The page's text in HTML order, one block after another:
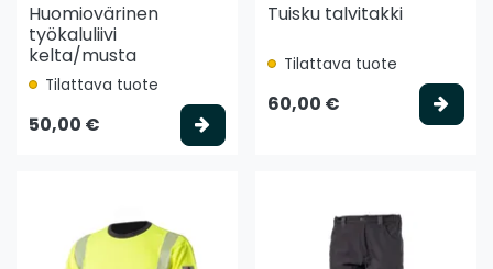
Huomiovärinen
työkaluliivi
kelta/musta
Tilattava tuote
50,00 €
Tuisku talvitakki
Tilattava tuote
60,00 €